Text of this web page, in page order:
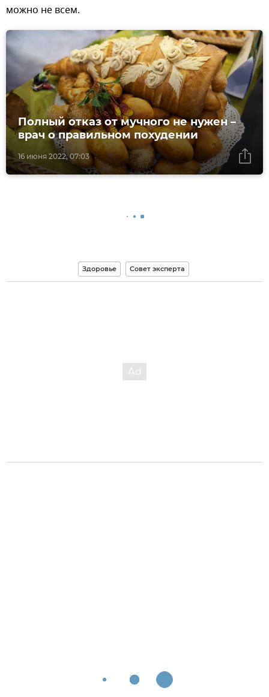
можно не всем.
16 июня 2022, 07:03
Полный отказ от мучного не нужен –
врач о правильном похудении
Здоровье Совет эксперта